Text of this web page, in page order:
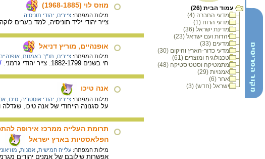
עמוד הבית (26)
מדעי החברה (4)
מדעי הרוח (1)
מדינת ישראל (36)
יהדות ועם ישראל (23)
מדעים (33)
מדעי כדור-הארץ והיקום (30)
טכנולוגיה ומוצרים (61)
מתמטיקה וסטטיסטיקה (48)
אמנויות (29)
אחר (6)
ישראל (חדש) (3)
מוזס לוי (1968-1885)
מילות המפתח: ציירים יהודי תוניסיה
צייר יהודי יליד תוניסיה, למד בערים לּוקה ופירנצה שבאיטליה וב- 1908 חזר
אופנהיים, מוריץ דניאל
מילות המפתח: ציירים תנ"ך באמנות
חי בשנים 1882-1799. צייר יהודי גרמני.
אנה טיכו
מילות המפתח: ציירים יהודי אוסטריה טיכו,
על סגנונה הייחודי של אנה טיכו, שגדלה והתחנכה בוינה עד לעלייתה
תרומת העלייה ממרכז אירופה
הפלאסטיות בארץ ישראל
מילות המפתח: עלייה חמישית אמנות
אפשרות שילובם של אמנים יהודים